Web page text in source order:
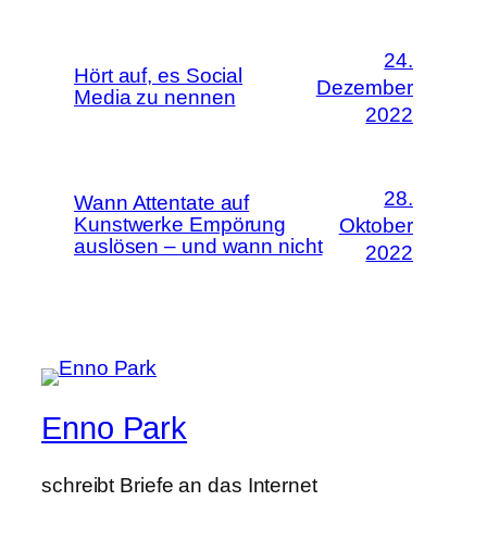
Hört auf, es Social
Media zu nennen
24.
Dezember
2022
Wann Attentate auf
Kunstwerke Empörung
auslösen – und wann nicht
28.
Oktober
2022
Enno Park
schreibt Briefe an das Internet